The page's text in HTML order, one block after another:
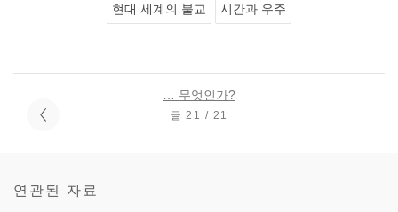
현대 세계의 불교 시간과 우주
… 무엇인가?
글 21 / 21
연관된 자료